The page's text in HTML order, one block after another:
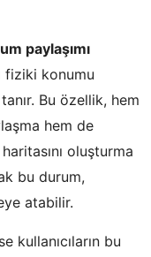
paylaşımı
fiziki konumu
Bu özellik, hem
hem de
oluşturma
bu durum,
atabilir.
kullanıcıların bu